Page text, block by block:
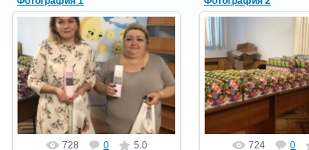
29.12.2018
PGCh
728 0 5.0
29.12.2018
PGCh
724 0